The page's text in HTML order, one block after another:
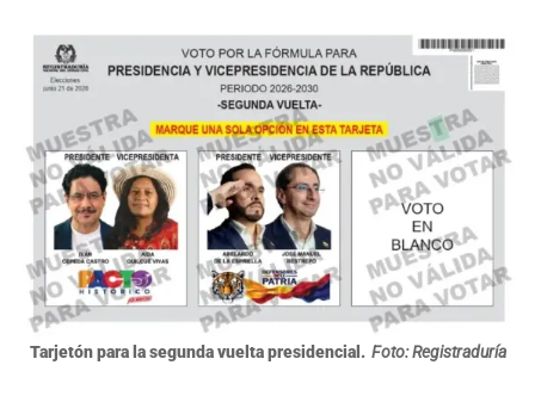
Tarjetón para la segunda vuelta presidencial. Foto: Registraduría